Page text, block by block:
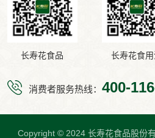
长寿花食品 长寿花食用
消费者服务热线： 400-
Copyright © 2024 长寿花食品股份